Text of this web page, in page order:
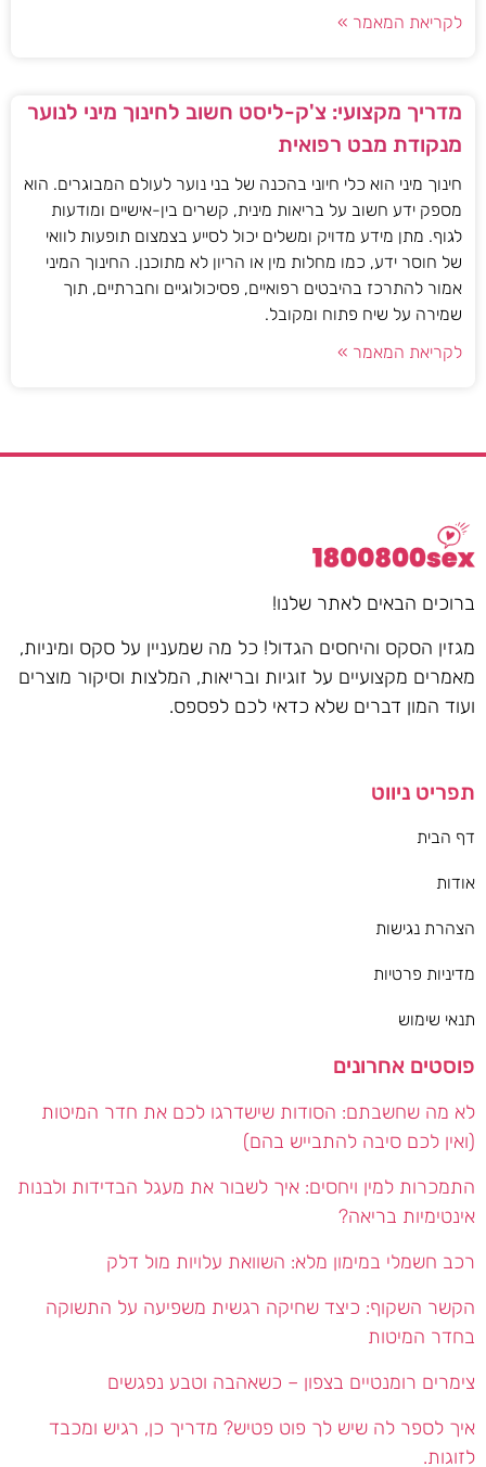
לקריאת המאמר »
מדריך מקצועי: צ'ק-ליסט חשוב לחינוך מיני לנוער
מנקודת מבט רפואית
חינוך מיני הוא כלי חיוני בהכנה של בני נוער לעולם המבוגרים. הוא
מספק ידע חשוב על בריאות מינית, קשרים בין-אישיים ומודעות
לגוף. מתן מידע מדויק ומשלים יכול לסייע בצמצום תופעות לוואי
של חוסר ידע, כמו מחלות מין או הריון לא מתוכנן. החינוך המיני
אמור להתרכז בהיבטים רפואיים, פסיכולוגיים וחברתיים, תוך
שמירה על שיח פתוח ומקובל.
לקריאת המאמר »
ברוכים הבאים לאתר שלנו!
מגזין הסקס והיחסים הגדול! כל מה שמעניין על סקס ומיניות,
מאמרים מקצועיים על זוגיות ובריאות, המלצות וסיקור מוצרים
ועוד המון דברים שלא כדאי לכם לפספס.
תפריט ניווט
דף הבית
אודות
הצהרת נגישות
מדיניות פרטיות
תנאי שימוש
פוסטים אחרונים
לא מה שחשבתם: הסודות שישדרגו לכם את חדר המיטות
(ואין לכם סיבה להתבייש בהם)
התמכרות למין ויחסים: איך לשבור את מעגל הבדידות ולבנות
אינטימיות בריאה?
רכב חשמלי במימון מלא: השוואת עלויות מול דלק
הקשר השקוף: כיצד שחיקה רגשית משפיעה על התשוקה
בחדר המיטות
צימרים רומנטיים בצפון – כשאהבה וטבע נפגשים
איך לספר לה שיש לך פוט פטיש? מדריך כן, רגיש ומכבד
לזוגות.